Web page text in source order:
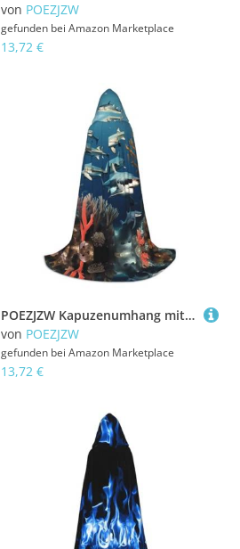
von POEZJZW
gefunden bei Amazon Marketplace
13,72 €
POEZJZW Kapuzenumhang mit Haifischmuster für Erwachsene, Herren und Damen, Weihnachts-Kapuzenpullover, Cosplay-Kostüm, Größe M
von POEZJZW
gefunden bei Amazon Marketplace
13,72 €